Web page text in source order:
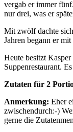
vergab er immer
nur drei, was er
Mit zwölf dachte
Jahren begann er
Heute besitzt
Suppenrestaurant.
Zutaten für 2
Anmerkung: Eher
zwischendurch:-)
gerne die